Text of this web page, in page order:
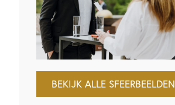
BEKIJK ALLE SFEERBEELDEN